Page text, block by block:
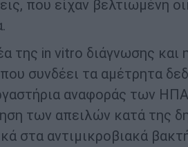
που είχαν βελτιωμένη
της in vitro διάγνωσης και
συνδέει τα αμέτρητα
αναφοράς των
των απειλών κατά της
στα αντιμικροβιακά